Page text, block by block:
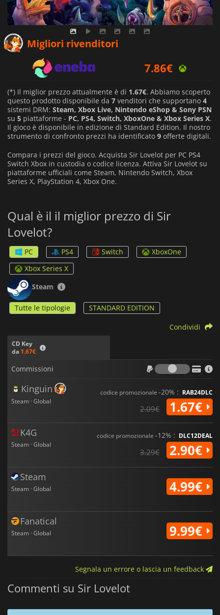
Migliori rivenditori
7.86€
2.90€
(*) Il miglior prezzo attualmente è di 1.67€. Abbiamo scoperto
questo prodotto disponibile da 7 venditori che supportano 4
sistemi DRM: Steam, Xbox Live, Nintendo eShop & Sony PSN
su 5 piattaforme - PC, PS4, Switch, XboxOne & Xbox Series X.
Il gioco è disponibile in edizione di Standard Edition. Il nostro
strumento di confronto prezzi ha identificato 9 offerte digitali.
Compara i prezzi del gioco. Acquista Sir Lovelot per PC PS4
Switch Xbox in custodia o codice licenza. Attiva Sir Lovelot su
piattaforme ufficiali come Steam, Nintendo Switch, Xbox
Series X, PlayStation 4, Xbox One.
Qual è il il miglior prezzo di Sir
Lovelot?
PC PS4 Switch
XboxOne
Xbox Series X
Steam
Tutte le tipologie STANDARD EDITION
CD Key
da 1.67€
Condividi
Commissioni
Kinguin
Steam · Global
codice promozionale -20% : RAB24DLC
2.09€ 1.67€
K4G
Steam · Global
codice promozionale -12% : DLC12DEAL
3.29€ 2.90€
Steam
Steam · Global 4.99€
Fanatical
Steam · Global 9.99€
Segnala un errore o lascia un feedback
Commenti su Sir Lovelot